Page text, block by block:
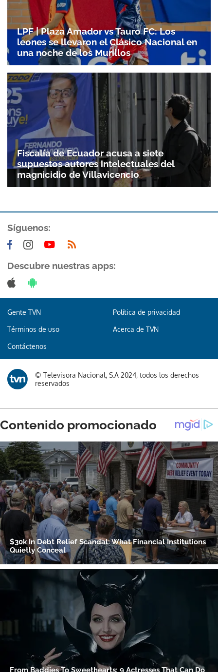
Gracias por suscribirte a nuestro boletín.
ACEPTAR
LPF | Plaza Amador vs Tauro FC: Los
leones se llevaron el Clásico Nacional en
una noche de los Murillos
Fiscalía de Ecuador acusa a siete
supuestos autores intelectuales del
magnicidio de Villavicencio
Síguenos:
Descubre nuestras apps:
Gente TVN Política de privacidad
Términos de uso Acerca de TVN
Contáctenos
© Televisora Nacional, S.A 2024, todos los derechos
reservados